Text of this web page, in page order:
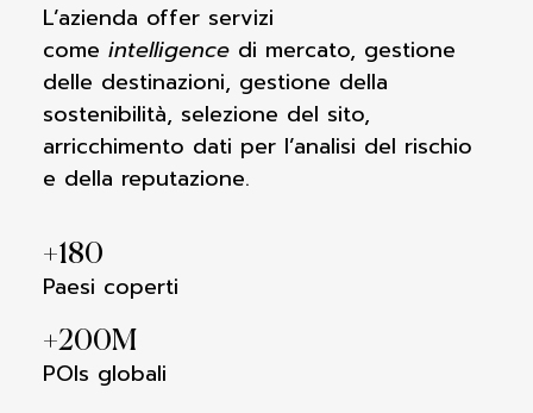
L’azienda offer servizi
come intelligence di mercato, gestione
delle destinazioni, gestione della
sostenibilità, selezione del sito,
arricchimento dati per l’analisi del rischio
e della reputazione.
+180
Paesi coperti
+200M
POIs globali